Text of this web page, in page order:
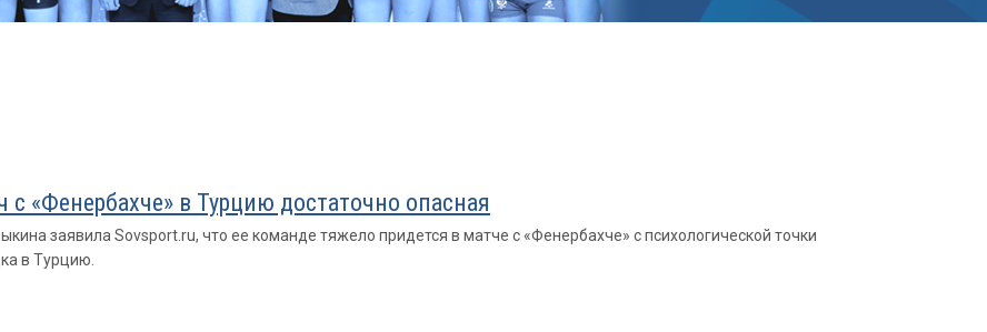
«Фенербахче» в Турцию достаточно опасная
заявила Sovsport.ru, что ее команде тяжело придется в матче с «Фенербахче» с психологической точки
в Турцию.